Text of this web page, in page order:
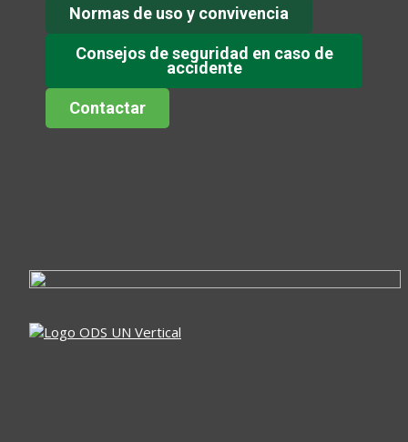
Normas de uso y convivencia
Consejos de seguridad en caso de
accidente
Contactar